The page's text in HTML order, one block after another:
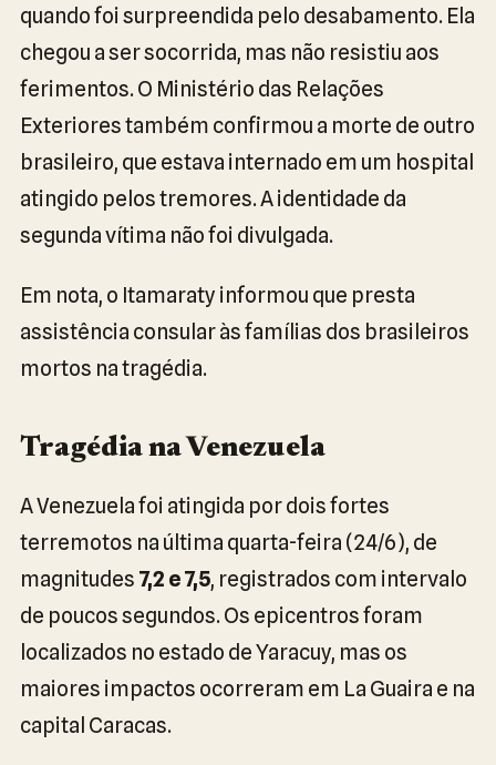
quando foi surpreendida pelo desabamento. Ela
chegou a ser socorrida, mas não resistiu aos
ferimentos. O Ministério das Relações
Exteriores também confirmou a morte de outro
brasileiro, que estava internado em um hospital
atingido pelos tremores. A identidade da
segunda vítima não foi divulgada.
Em nota, o Itamaraty informou que presta
assistência consular às famílias dos brasileiros
mortos na tragédia.
Tragédia na Venezuela
A Venezuela foi atingida por dois fortes
terremotos na última quarta-feira (24/6), de
magnitudes 7,2 e 7,5, registrados com intervalo
de poucos segundos. Os epicentros foram
localizados no estado de Yaracuy, mas os
maiores impactos ocorreram em La Guaira e na
capital Caracas.